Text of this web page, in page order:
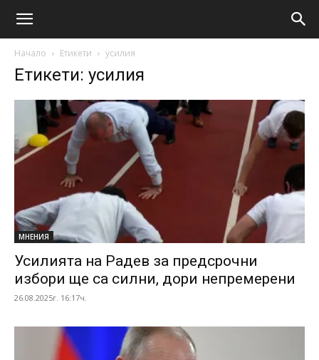
Начало Етикети усилия
Етикети: усилия
МНЕНИЯ
Усилията на Радев за предсрочни
избори ще са силни, дори непремерени
26.08.2025г. 16:17ч.